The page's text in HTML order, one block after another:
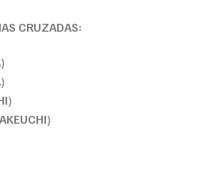
CRUZADAS:
)
)
)
)